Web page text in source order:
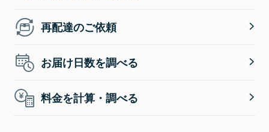
再配達のご依頼
お届け日数を調べる
料金を計算・調べる